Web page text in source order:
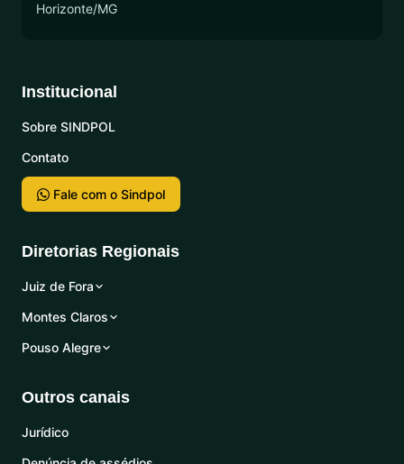
Horizonte/MG
Institucional
Sobre SINDPOL
Contato
Fale com o Sindpol
Diretorias Regionais
Juiz de Fora
Montes Claros
Pouso Alegre
Outros canais
Jurídico